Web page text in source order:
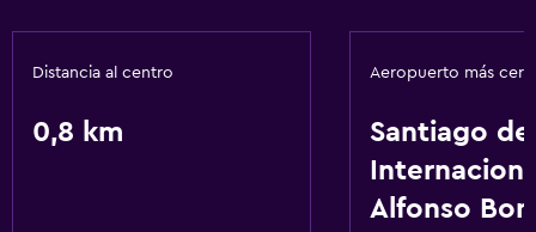
Distancia al centro
0,8 km
Aeropuerto más
Santiago
Alfonso